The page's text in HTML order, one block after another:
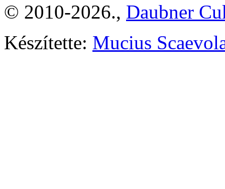
© 2010-2026., Daubner
Készítette: Mucius